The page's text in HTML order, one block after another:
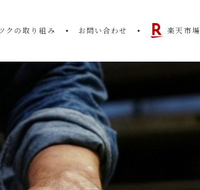
クの取り組み お問い合わせ 楽天市場